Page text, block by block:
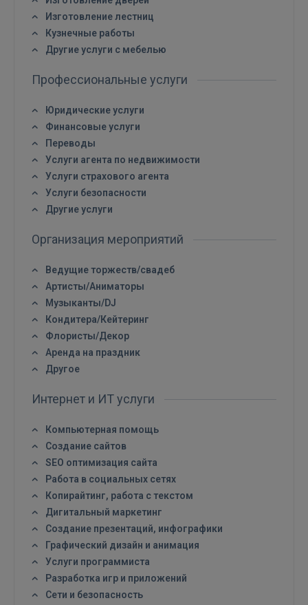
Войти
ВОЙТИ
Забыли пароль?
FACEBOOK
GOOGLE
 Sign in with Apple
Ещё не зарегистрированы?
Изготовление лестниц
Кузнечные работы
Другие услуги с мебелью
Профессиональные услуги
Юридические услуги
Финансовые услуги
Переводы
Услуги агента по недвижимости
Услуги страхового агента
Услуги безопасности
Другие услуги
Организация мероприятий
Ведущие торжеств/свадеб
Артисты/Аниматоры
Музыканты/DJ
Кондитера/Кейтеринг
Флористы/Декор
Аренда на праздник
Другое
Интернет и ИТ услуги
Компьютерная помощь
Создание сайтов
SEO оптимизация сайта
Работа в социальных сетях
Копирайтинг, работа с текстом
Дигитальный маркетинг
Создание презентаций, инфографики
Графический дизайн и анимация
Услуги программиста
Разработка игр и приложений
Сети и безопасность